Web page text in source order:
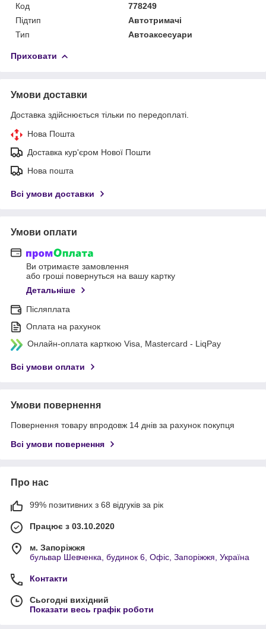
Код
778249
Підтип
Автотримачі
Тип
Автоаксесуари
Приховати
Умови доставки
Доставка здійснюється тільки по передоплаті.
Нова Пошта
Доставка кур'єром Нової Пошти
Нова пошта
Всі умови доставки
Умови оплати
Ви отримаєте замовлення
або гроші повернуться на вашу картку
Детальніше
Післяплата
Оплата на рахунок
Онлайн-оплата карткою Visa, Mastercard - LiqPay
Всі умови оплати
Умови повернення
Повернення товару впродовж 14 днів за рахунок покупця
Всі умови повернення
Про нас
99% позитивних з 68 відгуків за рік
Працює з 03.10.2020
м. Запоріжжя
бульвар Шевченка, будинок 6, Офіс, Запоріжжя, Україна
Контакти
Сьогодні вихідний
Показати весь графік роботи